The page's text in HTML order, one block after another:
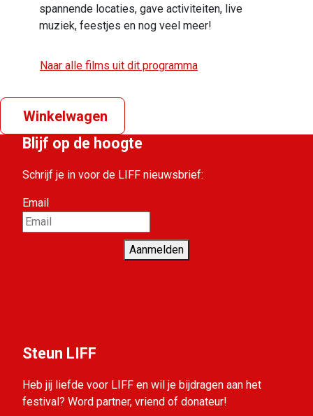
spannende locaties, gave activiteiten, live
muziek, feestjes en nog veel meer!
Naar alle films uit dit programma
Winkelwagen
Blijf op de hoogte
Schrijf je in voor de LIFF nieuwsbrief:
Email
Aanmelden
Steun LIFF
Heb jij liefde voor LIFF en wil je bijdragen aan het
festival? Word partner, vriend of donateur!